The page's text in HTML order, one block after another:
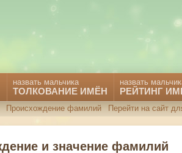
назвать мальчика
ТОЛКОВАНИЕ ИМЁН
назвать
РЕЙТИНГ
Происхождение фамилий Перейти на сайт
и значение фамилий